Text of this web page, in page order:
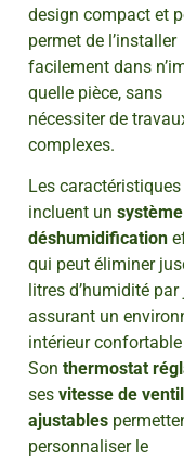
design compact et
permet de l’installer
facilement dans
quelle pièce, sans
nécessiter de
complexes.
Les
incluent un
déshumidification
qui peut éliminer
litres d’humidité par
assurant un
intérieur
Son thermostat
ses vitesse de
ajustables
personnaliser le